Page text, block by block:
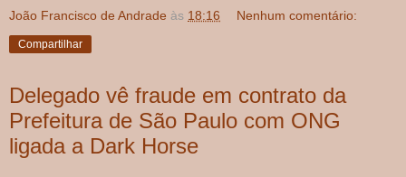
João Francisco de Andrade às 18:16 Nenhum comentário:
Compartilhar
Delegado vê fraude em contrato da
Prefeitura de São Paulo com ONG
ligada a Dark Horse